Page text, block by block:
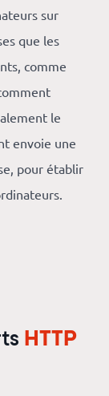
sur
que les
comme
le
envoie une
pour établir
HTTP